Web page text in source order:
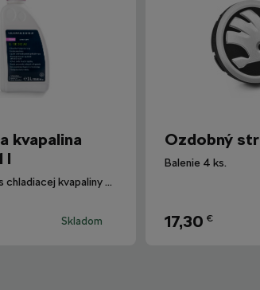
kvapalina
l
Hotová zmes chladiacej kvapaliny G12evo pre všetky vozidlá Škoda.
Skladom
Ozdobný
Balenie 4 ks.
17,30 €